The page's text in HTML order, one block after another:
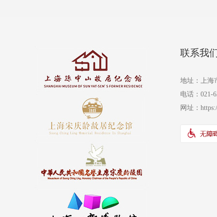
联系我
地址：上海
电话：021-
网址：